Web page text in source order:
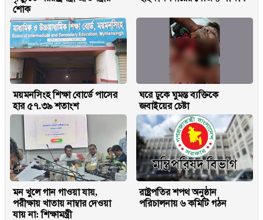
শোক
ময়মনসিংহ শিক্ষা বোর্ডে পাসের
হার ৫৭.৩৯ শতাংশ
ঘরে ঢুকে ঘুমন্ত ব্যক্তিকে
জবাইয়ের চেষ্টা
মন খুলে গান গাওয়া যায়,
পরীক্ষায় খাতায় নাম্বার দেওয়া
যায় না: শিক্ষামন্ত্রী
রাষ্ট্রপতির শপথ অনুষ্ঠান
পরিচালনায় ৬ কমিটি গঠন